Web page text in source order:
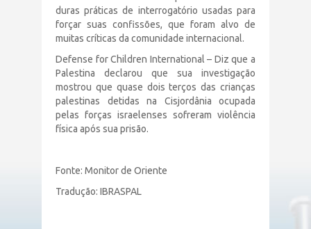
duras práticas de interrogatório usadas para
forçar suas confissões, que foram alvo de
muitas críticas da comunidade internacional.
Defense for Children International – Diz que a
Palestina declarou que sua investigação
mostrou que quase dois terços das crianças
palestinas detidas na Cisjordânia ocupada
pelas forças israelenses sofreram violência
física após sua prisão.
Fonte: Monitor de Oriente
Tradução: IBRASPAL